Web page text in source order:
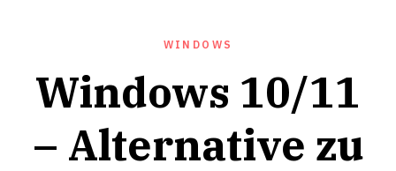
WINDOWS
Windows 10/11
– Alternative zu